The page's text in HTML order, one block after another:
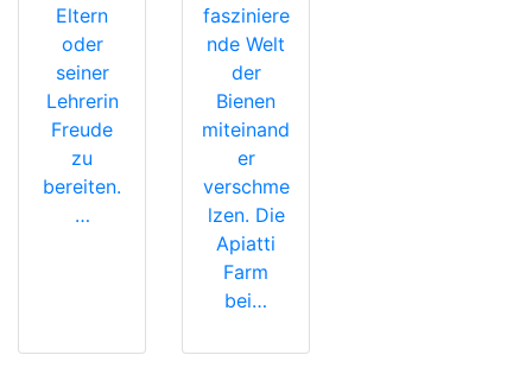
Eltern
oder
seiner
Lehrerin
Freude
zu
bereiten.
…
fasziniere
nde Welt
der
Bienen
miteinand
er
verschme
lzen. Die
Apiatti
Farm
bei…